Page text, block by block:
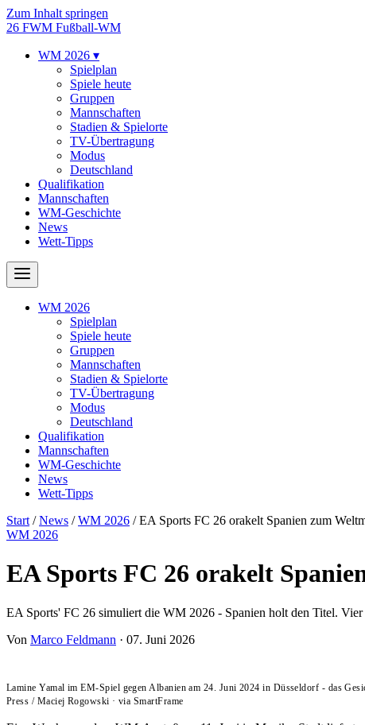
Zum Inhalt springen
26 FWM Fußball-WM
WM 2026 ▾
Spielplan
Spiele heute
Gruppen
Mannschaften
Stadien & Spielorte
TV-Übertragung
Modus
Deutschland
Qualifikation
Mannschaften
WM-Geschichte
News
Wett-Tipps
WM 2026
Spielplan
Spiele heute
Gruppen
Mannschaften
Stadien & Spielorte
TV-Übertragung
Modus
Deutschland
Qualifikation
Mannschaften
WM-Geschichte
News
Wett-Tipps
Start /News /WM 2026 /EA Sports FC 26 orakelt Spanien zum
WM 2026
EA Sports FC 26 orakelt
EA Sports' FC 26 simuliert die WM 2026 - Spanien holt den Titel.
Von Marco Feldmann · 07. Juni 2026
Lamine Yamal im EM-Spiel gegen Albanien am 24. Juni 2024 in Düsseldorf - das
Press / Maciej Rogowski · via SmartFrame